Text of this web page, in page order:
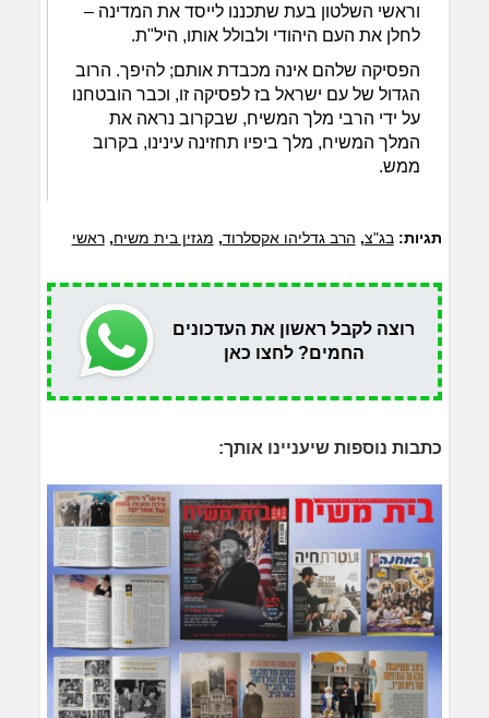
וראשי השלטון בעת שתכננו לייסד את המדינה –
לחלן את העם היהודי ולבולל אותו, היל"ת.
הפסיקה שלהם אינה מכבדת אותם; להיפך. הרוב
הגדול של עם ישראל בז לפסיקה זו, וכבר הובטחנו
על ידי הרבי מלך המשיח, שבקרוב נראה את
המלך המשיח, מלך ביפיו תחזינה עינינו, בקרוב
ממש.
תגיות:בג"צ, הרב גדליהו אקסלרוד, מגזין בית משיח,ראשי
רוצה לקבל ראשון את העדכונים
החמים? לחצו כאן
כתבות נוספות שיעניינו אותך: